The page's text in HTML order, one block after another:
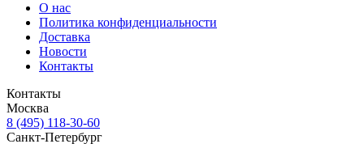
О нас
Политика конфиденциальности
Доставка
Новости
Контакты
Контакты
Москва
8 (495) 118-30-60
Санкт-Петербург